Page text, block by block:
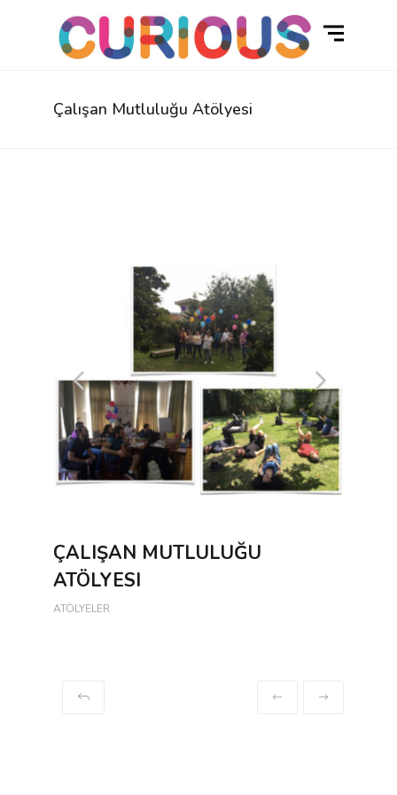
Çalışan Mutluluğu Atölyesi
ÇALIŞAN MUTLULUĞU
ATÖLYESI
ATÖLYELER